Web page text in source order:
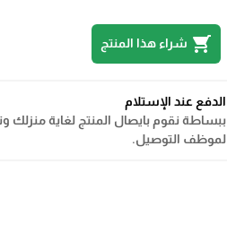
shopping_cart شراء هذا المنتج
الدفع عند الإستلام
ببساطة نقوم بايصال المنتج لغاية منزلك
لموظف التوصيل.